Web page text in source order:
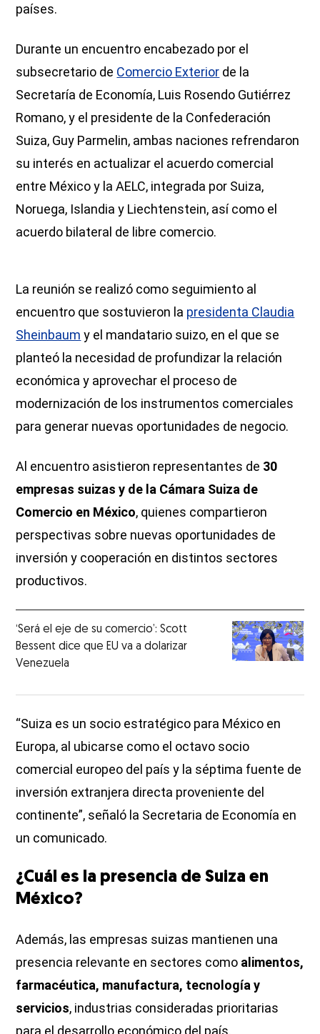
países.
Durante un encuentro encabezado por el
subsecretario de Comercio Exterior de la
Secretaría de Economía, Luis Rosendo Gutiérrez
Romano, y el presidente de la Confederación
Suiza, Guy Parmelin, ambas naciones refrendaron
su interés en actualizar el acuerdo comercial
entre México y la AELC, integrada por Suiza,
Noruega, Islandia y Liechtenstein, así como el
acuerdo bilateral de libre comercio.
La reunión se realizó como seguimiento al
encuentro que sostuvieron la presidenta Claudia
Sheinbaum y el mandatario suizo, en el que se
planteó la necesidad de profundizar la relación
económica y aprovechar el proceso de
modernización de los instrumentos comerciales
para generar nuevas oportunidades de negocio.
Al encuentro asistieron representantes de 30
empresas suizas y de la Cámara Suiza de
Comercio en México, quienes compartieron
perspectivas sobre nuevas oportunidades de
inversión y cooperación en distintos sectores
productivos.
‘Será el eje de su comercio’: Scott
Bessent dice que EU va a dolarizar
Venezuela
“Suiza es un socio estratégico para México en
Europa, al ubicarse como el octavo socio
comercial europeo del país y la séptima fuente de
inversión extranjera directa proveniente del
continente”, señaló la Secretaria de Economía en
un comunicado.
¿Cuál es la presencia de Suiza en
México?
Además, las empresas suizas mantienen una
presencia relevante en sectores como alimentos,
farmacéutica, manufactura, tecnología y
servicios, industrias consideradas prioritarias
para el desarrollo económico del país.